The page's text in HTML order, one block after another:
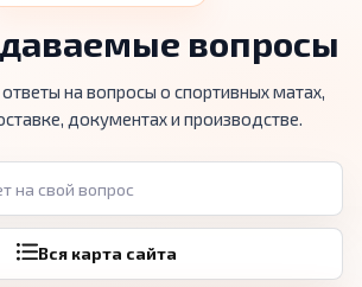
вопросы
на вопросы о спортивных матах,
документах и производстве.
Вся карта сайта